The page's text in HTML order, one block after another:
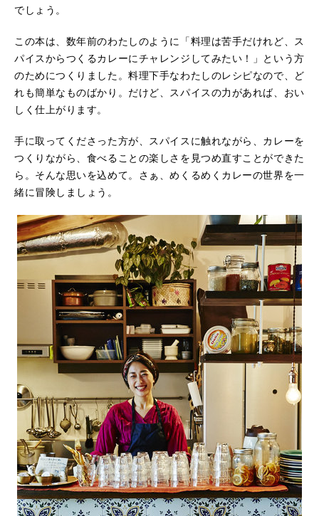
でしょう。
この本は、数年前のわたしのように「料理は苦手だけれど、ス
パイスからつくるカレーにチャレンジしてみたい！」という方
のためにつくりました。料理下手なわたしのレシピなので、ど
れも簡単なものばかり。だけど、スパイスの力があれば、おい
しく仕上がります。
手に取ってくださった方が、スパイスに触れながら、カレーを
つくりながら、食べることの楽しさを見つめ直すことができた
ら。そんな思いを込めて。さぁ、めくるめくカレーの世界を一
緒に冒険しましょう。